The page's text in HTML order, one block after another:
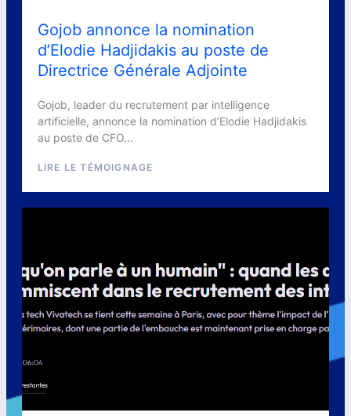
Gojob annonce la nomination
d’Elodie Hadjidakis au poste de
Directrice Générale Adjointe
Gojob, leader du recrutement par intelligence
artificielle, annonce la nomination d’Elodie Hadjidakis
au poste de CFO...
LIRE LE TÉMOIGNAGE